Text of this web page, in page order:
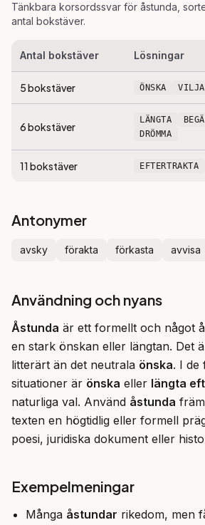
Tänkbara korsordssvar för åstunda ,
antal bokstäver.
Antal bokstäver Lösningar
5bokstäver ÖNSKA VILJA
6bokstäver
LÄNGTA
DRÖMMA
11 bokstäver EFTERTRAKTA
Antonymer
avsky förakta förkasta avvisa
Användning och nyans
Åstunda är ett formellt och något
en stark önskan eller längtan. Det
litterärt än det neutrala önska. I de
situationer är önska eller längta
naturliga val. Använd åstunda
texten en högtidlig eller formell
poesi, juridiska dokument eller
Exempelmeningar
Många åstundar rikedom, men